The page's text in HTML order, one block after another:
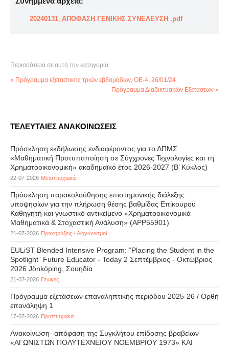
20240131_ΑΠΟΦΑΣΗ ΓΕΝΙΚΗΣ ΣΥΝΕΛΕΥΣΗ .pdf
Περισσότερα σε αυτή την κατηγορία:
« Πρόγραμμα εξεταστικής τριών εβδομάδων, ΟΕ-4, 26/01/24
Πρόγραμμα Διαδικτυακών Εξετάσεων »
ΤΕΛΕΥΤΑΙΕΣ ΑΝΑΚΟΙΝΩΣΕΙΣ
Πρόσκληση εκδήλωσης ενδιαφέροντος για το ΔΠΜΣ
«Μαθηματική Προτυποποίηση σε Σύγχρονες Τεχνολογίες και τη
Χρηματοοικονομική» ακαδημαϊκό έτος 2026-2027 (B’ Kύκλος)
22-07-2026 Μεταπτυχιακά
Πρόσκληση παρακολούθησης επιστημονικής διάλεξης
υποψηφίων για την πλήρωση θέσης βαθμίδας Επίκουρου
Καθηγητή και γνωστικό αντικείμενο «Χρηματοοικονομικά
Μαθηματικά & Στοχαστική Ανάλυση» (APP55901)
21-07-2026 Προκηρύξεις - Διαγωνισμοί
EULiST Blended Intensive Program: “Placing the Student in the
Spotlight” Future Educator - Today 2 Σεπτέμβριος - Οκτώβριος
2026 Jönköping, Σουηδία
21-07-2026 Γενικές
Πρόγραμμα εξετάσεων επαναληπτικής περιόδου 2025-26 / Ορθή
επανάληψη 1
17-07-2026 Προπτυχιακά
Ανακοίνωση- απόφαση της Συγκλήτου επίδοσης βραβείων
«ΑΓΩΝΙΣΤΩΝ ΠΟΛΥΤΕΧΝΕΙΟΥ ΝΟΕΜΒΡΙΟΥ 1973» ΚΑΙ